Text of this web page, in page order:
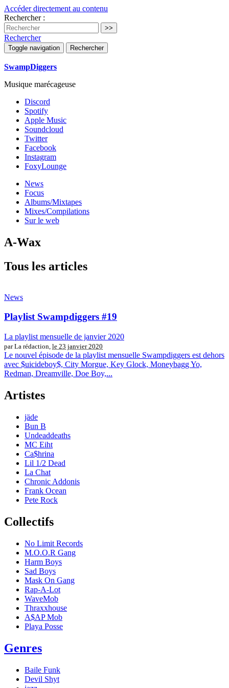
Accéder directement au contenu
Rechercher :
Rechercher
Toggle navigation Rechercher
SwampDiggers
Musique marécageuse
Discord
Spotify
Apple Music
Soundcloud
Twitter
Facebook
Instagram
FoxyLounge
News
Focus
Albums/Mixtapes
Mixes/Compilations
Sur le web
A-Wax
Tous les articles
News
Playlist Swampdiggers #19
La playlist mensuelle de janvier 2020
par La rédaction, le 23 janvier 2020
Le nouvel épisode de la playlist mensuelle Swampdiggers est dehors
avec $uicideboy$, City Morgue, Key Glock, Moneybagg Yo,
Redman, Dreamville, Doe Boy,...
Artistes
jäde
Bun B
Undeaddeaths
MC Eiht
Ca$hrina
Lil 1/2 Dead
La Chat
Chronic Addonis
Frank Ocean
Pete Rock
Collectifs
No Limit Records
M.O.O.R Gang
Harm Boys
Sad Boys
Mask On Gang
Rap-A-Lot
WaveMob
Thraxxhouse
A$AP Mob
Playa Posse
Genres
Baile Funk
Devil Shyt